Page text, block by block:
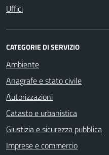
Uffici
CATEGORIE DI SERVIZIO
Ambiente
Anagrafe e stato civile
Autorizzazioni
Catasto e urbanistica
Giustizia e sicurezza pubblica
Imprese e commercio